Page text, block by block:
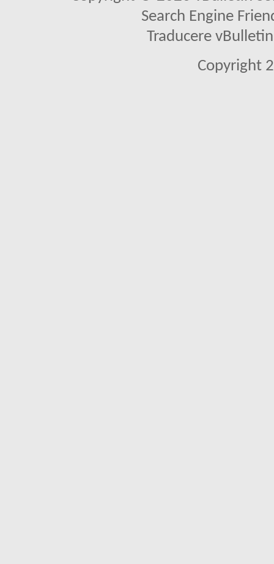
Search Engine
Traducere
Copyright